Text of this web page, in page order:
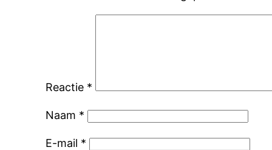
Reactie *
Naam *
E-mail *